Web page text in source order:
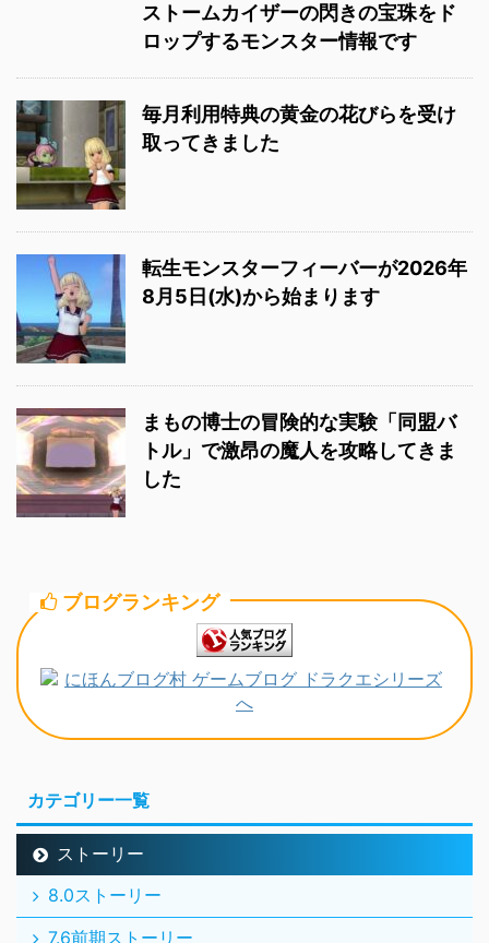
ストームカイザーの閃きの宝珠をド
ロップするモンスター情報です
毎月利用特典の黄金の花びらを受け
取ってきました
転生モンスターフィーバーが2026年
8月5日(水)から始まります
まもの博士の冒険的な実験「同盟バ
トル」で激昂の魔人を攻略してきま
した
ブログランキング
カテゴリー一覧
ストーリー
8.0ストーリー
7.6前期ストーリー